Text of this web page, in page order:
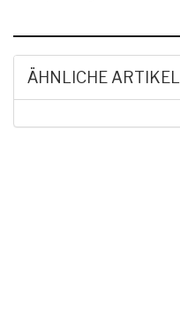
ÄHNLICHE ARTIKEL